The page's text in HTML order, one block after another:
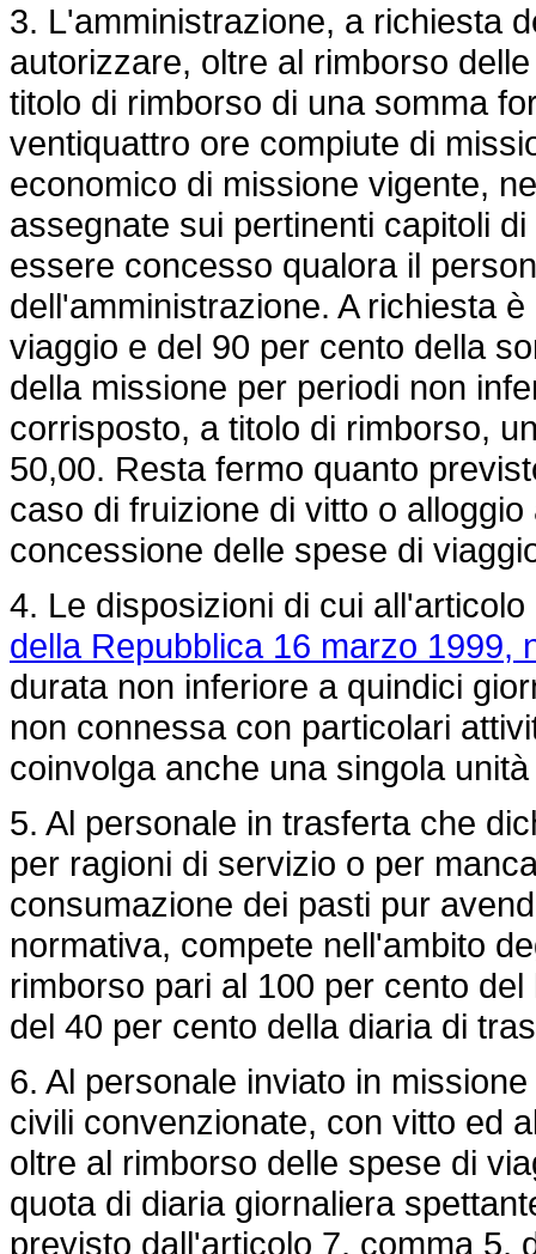
3. L'amministrazione, a richiesta
autorizzare, oltre al rimborso
titolo di rimborso di una somma
ventiquattro ore compiute di
economico di missione vigente,
assegnate sui pertinenti capitoli
essere concesso qualora il
dell'amministrazione. A richiesta
viaggio e del 90 per cento della
della missione per periodi non
corrisposto, a titolo di rimborso,
50,00. Resta fermo quanto
caso di fruizione di vitto o
concessione delle spese di
4. Le disposizioni di cui
della Repubblica 16 marzo 1999,
durata non inferiore a quindici
non connessa con particolari
coinvolga anche una singola
5. Al personale in trasferta che
per ragioni di servizio o per
consumazione dei pasti pur
normativa, compete nell'ambito
rimborso pari al 100 per cento
del 40 per cento della diaria di
6. Al personale inviato in
civili convenzionate, con vitto ed
oltre al rimborso delle spese di
quota di diaria giornaliera
previsto dall'articolo 7, comma 5,